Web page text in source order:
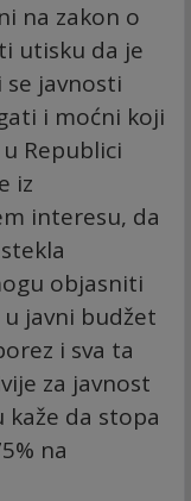
na zakon o
utisku da je
javnosti
i moćni koji
Republici
iz
interesu, da
objasniti
javni budžet
i sva ta
za javnost
kaže da stopa
na